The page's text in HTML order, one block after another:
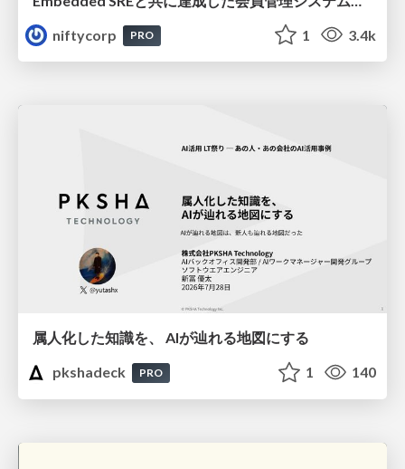
niftycorp
PRO 1 3.4k
属人化した知識を、 AIが辿れる地図にする
pkshadeck
PRO 1 140